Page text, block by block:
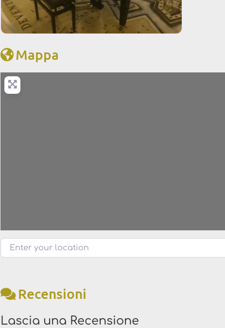
Mappa
Enter your location
Recensioni
Lascia una Recensione